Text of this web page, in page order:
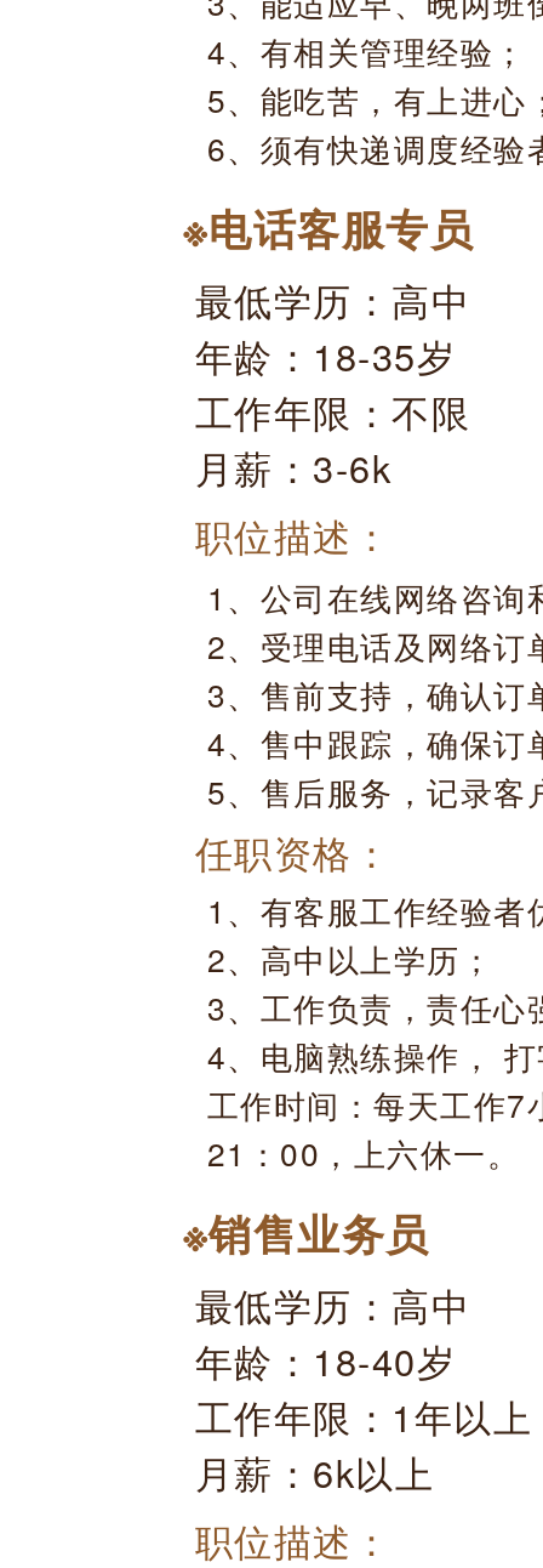
4、有相关管理经验；
5、能吃苦，有上进心
6、须有快递调度经验
※电话客服专员
最低学历：高中
年龄：18-35岁
工作年限：不限
月薪：3-6k
职位描述：
1、公司在线网络咨询
2、受理电话及网络订
3、售前支持，确认订
4、售中跟踪，确保订
5、售后服务，记录客
任职资格：
1、有客服工作经验者
2、高中以上学历；
3、工作负责，责任心
4、电脑熟练操作，
工作时间：每天工作
21：00，上六休一。
※销售业务员
最低学历：高中
年龄：18-40岁
工作年限：1年以上
月薪：6k以上
职位描述：